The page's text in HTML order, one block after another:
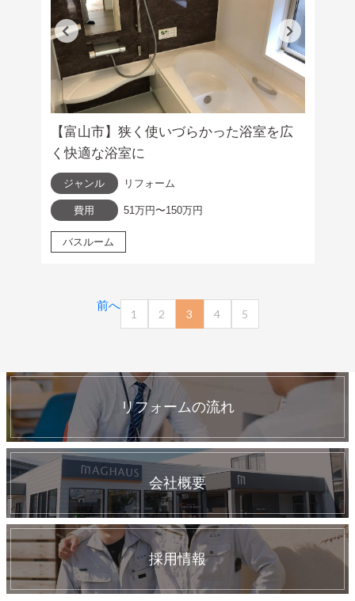
【富山市】狭く使いづらかった浴室を広
く快適な浴室に
ジャンル リフォーム
費用 51万円〜150万円
バスルーム
前へ
1 2 3 4 5
リフォームの流れ
会社概要
採用情報